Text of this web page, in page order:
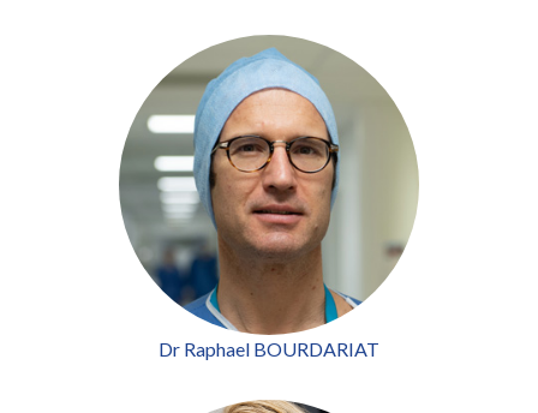
Dr Raphael BOURDARIAT